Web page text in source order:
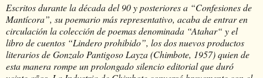
Escritos durante la década del 90 y posteriores a “Confesiones de
Mantícora”, su poemario más representativo, acaba de entrar en
circulación la colección de poemas denominada “Atahar“ y el
libro de cuentos “Lindero prohibido”, los dos nuevos productos
literarios de Gonzalo Pantigoso Layza (Chimbote, 1957) quien de
esta manera rompe un prolongado silencio editorial que duró